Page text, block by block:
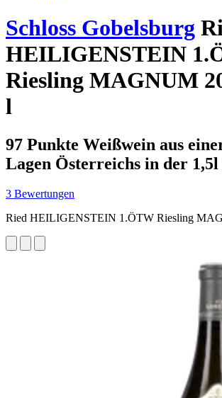
Schloss Gobelsburg
HEILIGENSTEIN
Riesling MAGNUM
l
97 Punkte Weißwein aus
Lagen Österreichs in der 1,5l
3 Bewertungen
Ried HEILIGENSTEIN 1.ÖTW Riesling